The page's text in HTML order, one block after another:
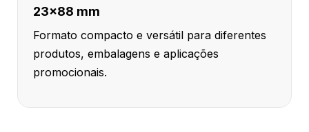
23x88 mm
Formato compacto e versátil para diferentes
produtos, embalagens e aplicações
promocionais.